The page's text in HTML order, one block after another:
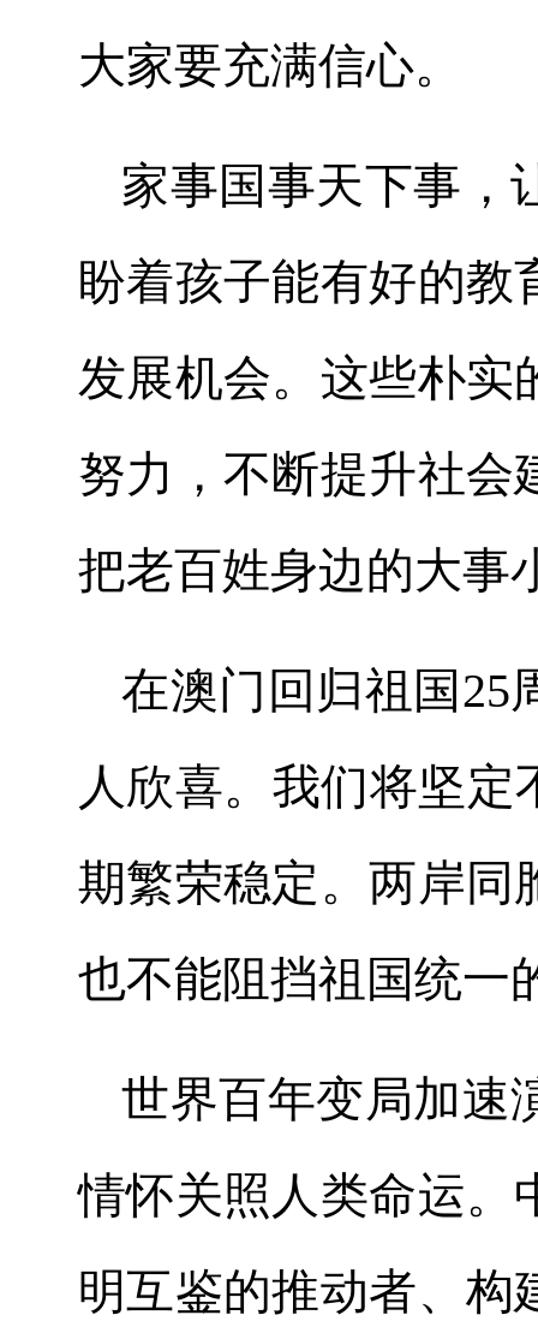
大家要充满信心。
家事国事天下事，
盼着孩子能有好的
发展机会。这些朴实
努力，不断提升社会
把老百姓身边的大事
在澳门回归祖国25
人欣喜。我们将坚定
期繁荣稳定。两岸同
也不能阻挡祖国统一
世界百年变局加速
情怀关照人类命运。
明互鉴的推动者、构